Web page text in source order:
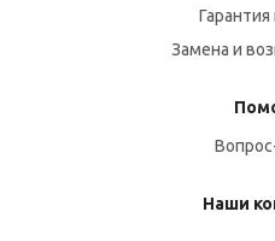
Гарантия
Замена и
Наши